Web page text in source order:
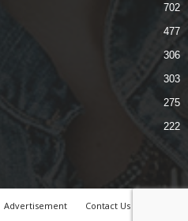
702
477
306
303
275
222
Advertisement Contact Us